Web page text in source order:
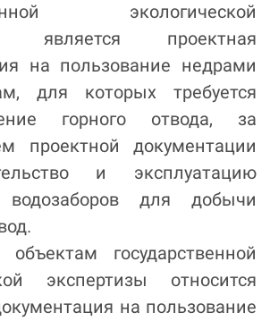
экологической
является проектная
на пользование недрами
для которых требуется
горного отвода, за
проектной документации
и эксплуатацию
водозаборов для добычи
государственной
экспертизы относится
на пользование